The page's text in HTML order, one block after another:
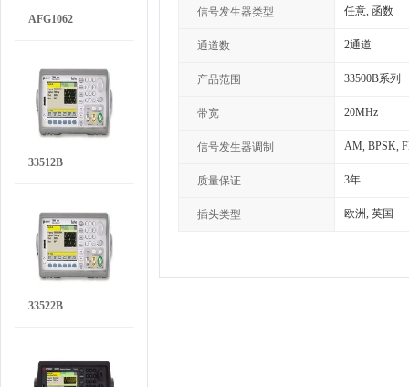
AFG1062
33512B
33522B
信号发生器类型 任意, 函数
通道数 2通道
产品范围 33500B系列
带宽 20MHz
信号发生器调制 AM, BPSK,
质量保证 3年
插头类型 欧洲, 英国